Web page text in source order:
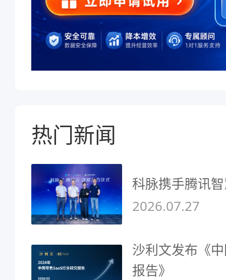
热门新闻
科脉携手腾讯
2026.07.27
沙利文发布《
报告》